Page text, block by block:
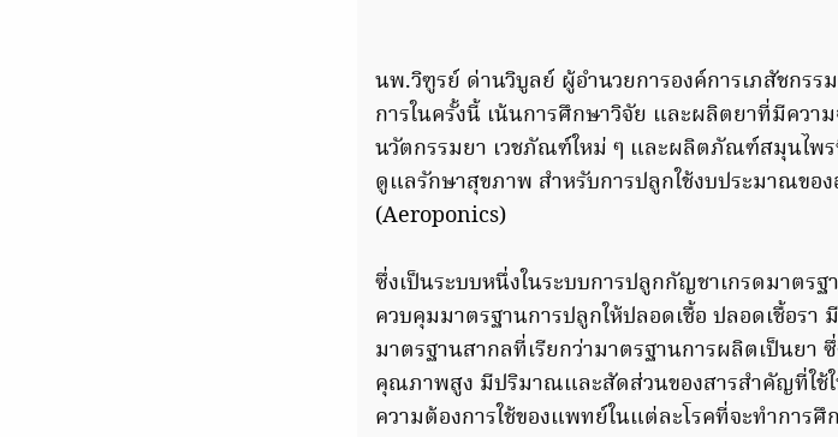
นพ.วิฑูรย์ ด่านวิบูลย์ ผู้อำนวยการองค์การเภสัชกร
การในครั้งนี้ เน้นการศึกษาวิจัย และผลิตยาที่มีควา
นวัตกรรมยา เวชภัณฑ์ใหม่ ๆ และผลิตภัณฑ์สมุนไพ
ดูแลรักษาสุขภาพ สำหรับการปลูกใช้งบประมาณของ
(Aeroponics)
ซึ่งเป็นระบบหนึ่งในระบบการปลูกกัญชาเกรดมาตร
ควบคุมมาตรฐานการปลูกให้ปลอดเชื้อ ปลอดเชื้อร
มาตรฐานสากลที่เรียกว่ามาตรฐานการผลิตเป็นย
คุณภาพสูง มีปริมาณและสัดส่วนของสารสำคัญที่ใช้ใ
ความต้องการใช้ของแพทย์ในแต่ละโรคที่จะทำการศึ